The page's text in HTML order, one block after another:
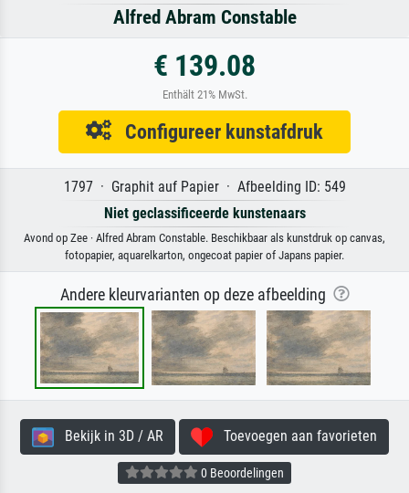
Alfred Abram Constable
€ 139.08
Enthält 21% MwSt.
Configureer kunstafdruk
1797 · Graphit auf Papier · Afbeelding ID: 549
Niet geclassificeerde kunstenaars
Avond op Zee · Alfred Abram Constable. Beschikbaar als kunstdruk op canvas,
fotopapier, aquarelkarton, ongecoat papier of Japans papier.
Andere kleurvarianten op deze afbeelding
Bekijk in 3D / AR Toevoegen aan favorieten
0 Beoordelingen